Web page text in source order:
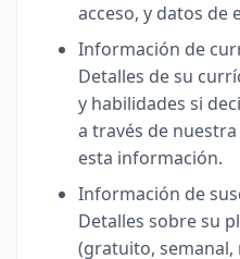
acceso, y datos de
Información de
Detalles de su
y habilidades si
a través de
esta información.
Información de
Detalles sobre su
(gratuito, semanal,